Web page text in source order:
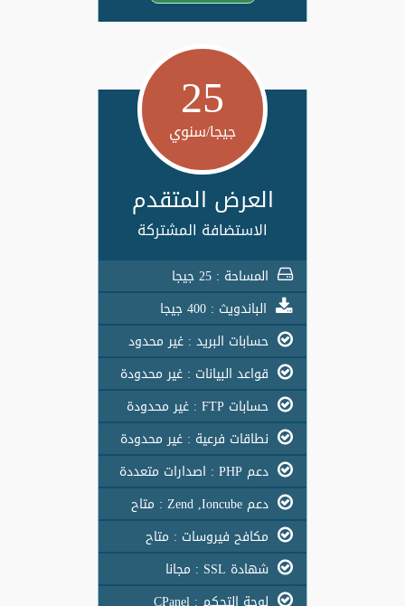
25
جيجا/سنوي
العرض المتقدم
الاستضافة المشتركة
المساحة : 25 جيجا
الباندويث : 400 جيجا
حسابات البريد : غير محدود
قواعد البيانات : غير محدودة
حسابات FTP : غير محدودة
نطاقات فرعية : غير محدودة
دعم PHP : اصدارات متعددة
دعم Zend ,Ioncube : متاح
مكافح فيروسات : متاح
شهادة SSL : مجانا